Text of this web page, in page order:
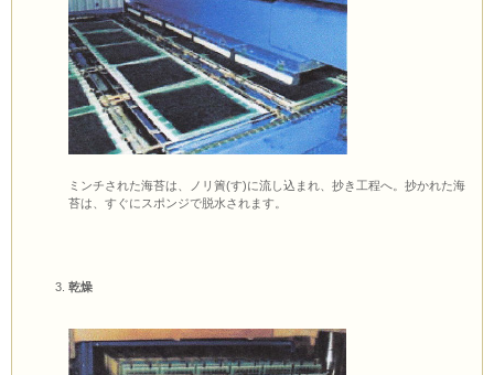
ミンチされた海苔は、ノリ簀(す)に流し込まれ、抄き工程へ。抄かれた海
苔は、すぐにスポンジで脱水されます。
乾燥